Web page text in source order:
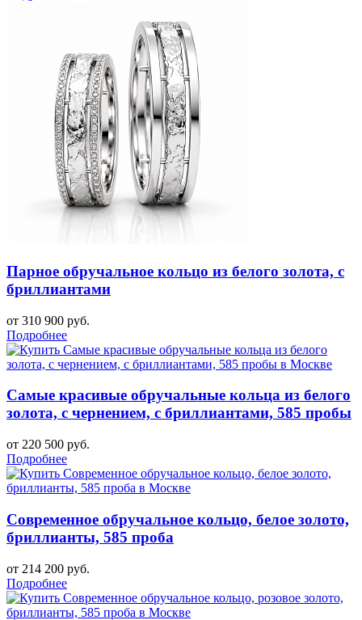
Парное обручальное кольцо из белого золота, с
бриллиантами
от 310 900 руб.
Подробнее
Самые красивые обручальные кольца из белого
золота, с чернением, с бриллиантами, 585 пробы
от 220 500 руб.
Подробнее
Современное обручальное кольцо, белое золото,
бриллианты, 585 проба
от 214 200 руб.
Подробнее